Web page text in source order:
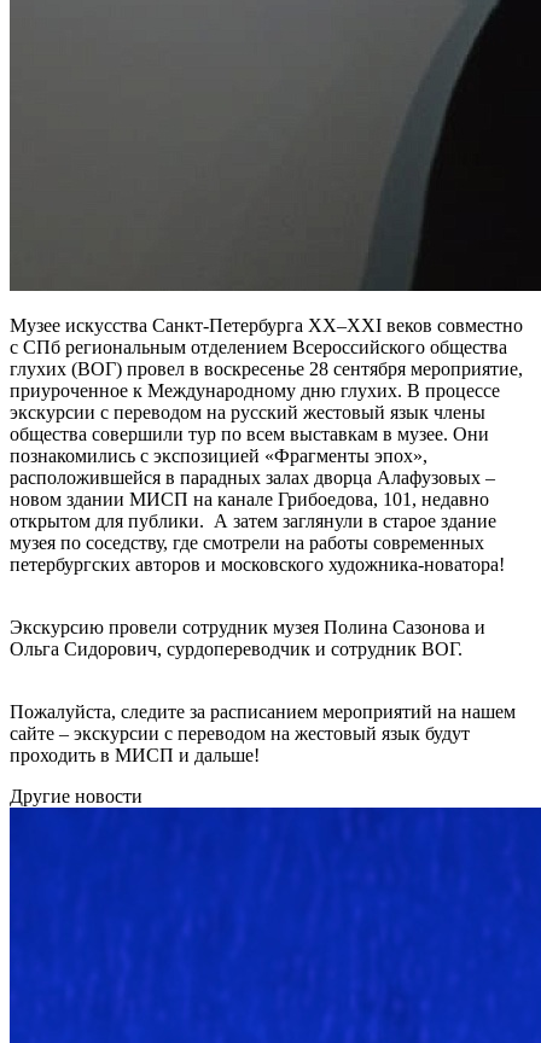
Музее искусства Санкт-Петербурга ХХ–XXI веков совместно
с СПб региональным отделением Всероссийского общества
глухих (ВОГ) провел в воскресенье 28 сентября мероприятие,
приуроченное к Международному дню глухих. В процессе
экскурсии с переводом на русский жестовый язык члены
общества совершили тур по всем выставкам в музее. Они
познакомились с экспозицией «Фрагменты эпох»,
расположившейся в парадных залах дворца Алафузовых –
новом здании МИСП на канале Грибоедова, 101, недавно
открытом для публики. А затем заглянули в старое здание
музея по соседству, где смотрели на работы современных
петербургских авторов и московского художника-новатора!
Экскурсию провели сотрудник музея Полина Сазонова и
Ольга Сидорович, сурдопереводчик и сотрудник ВОГ.
Пожалуйста, следите за расписанием мероприятий на нашем
сайте – экскурсии с переводом на жестовый язык будут
проходить в МИСП и дальше!
Другие новости